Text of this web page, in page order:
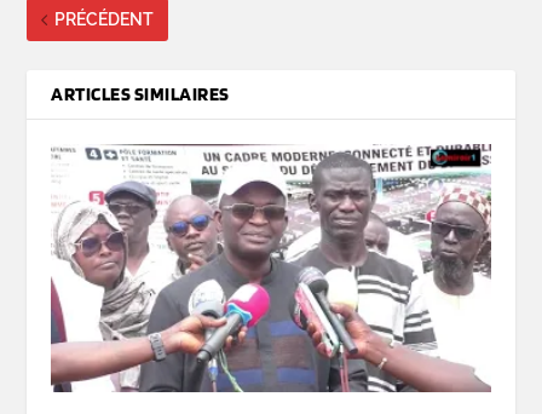
PRÉCÉDENT
ARTICLES SIMILAIRES